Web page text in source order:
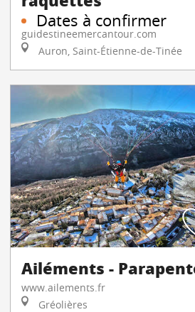
Dates à confirmer
guidestineemercantour.com
Auron, Saint-Étienne-de-Tinée
Ailéments -
www.ailements.fr
Gréolières